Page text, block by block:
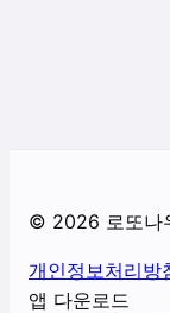
© 2026 로또나
개인정보처리방
앱 다운로드